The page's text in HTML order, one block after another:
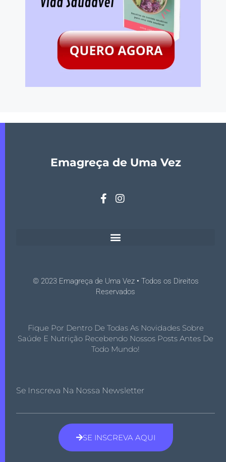
Emagreça de Uma Vez
© 2023 Emagreça de Uma Vez • Todos os Direitos
Reservados
Fique Por Dentro De Todas As Novidades Sobre
Saúde E Nutrição Recebendo Nossos Posts Antes De
Todo Mundo!
Se Inscreva Na Nossa Newsletter
SE INSCREVA AQUI